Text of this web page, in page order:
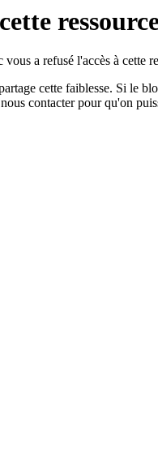
a refusé l'accès à cette
cette faiblesse. Si le
contacter pour qu'on